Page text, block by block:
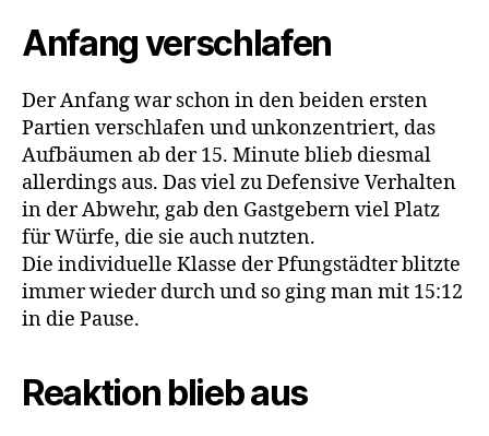
Anfang verschlafen
Der Anfang war schon in den beiden ersten
Partien verschlafen und unkonzentriert, das
Aufbäumen ab der 15. Minute blieb diesmal
allerdings aus. Das viel zu Defensive Verhalten
in der Abwehr, gab den Gastgebern viel Platz
für Würfe, die sie auch nutzten.
Die individuelle Klasse der Pfungstädter blitzte
immer wieder durch und so ging man mit 15:12
in die Pause.
Reaktion blieb aus